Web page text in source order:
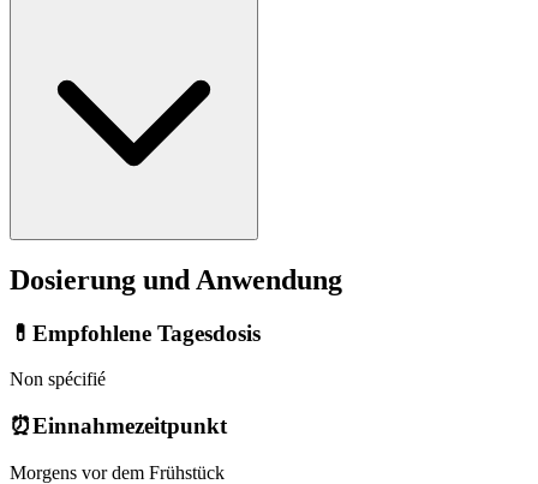
Dosierung und Anwendung
💊 Empfohlene Tagesdosis
Non spécifié
⏰Einnahmezeitpunkt
Morgens vor dem Frühstück